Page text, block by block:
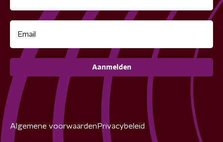
Aanmelden
Algemene voorwaardenPrivacybeleid